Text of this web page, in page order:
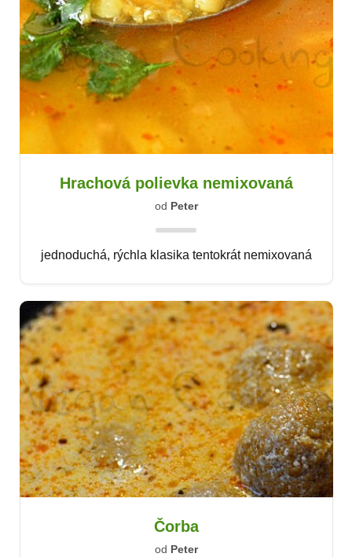
Hrachová polievka nemixovaná
od Peter
jednoduchá, rýchla klasika tentokrát nemixovaná
Čorba
od Peter